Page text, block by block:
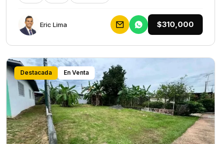
Eric Lima $310,000
Destacada En Venta